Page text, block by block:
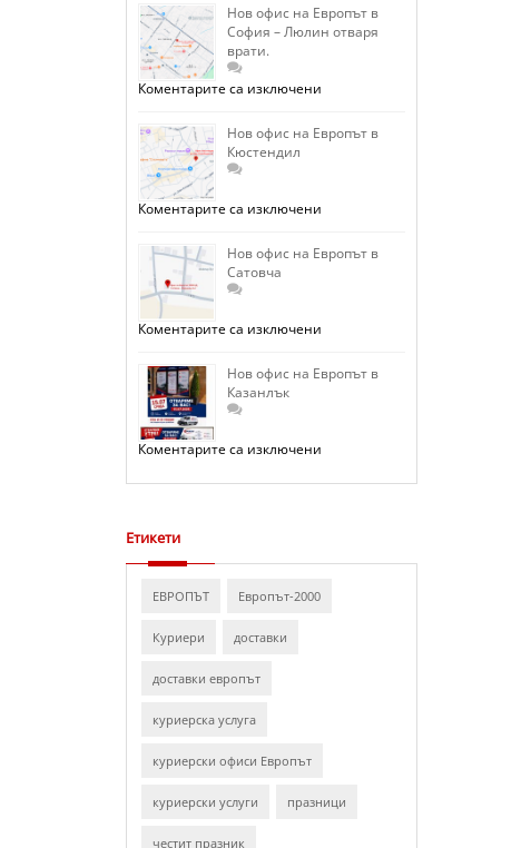
на
Европът
в
Нов офис на Европът в
София – Люлин отваря
врати.
Коментарите са изключениза
на
Европът
Люлин
отваря
Нов офис на Европът в
Кюстендил
Коментарите са изключениза
на
Европът
Нов офис на Европът в
Сатовча
Коментарите са изключениза
на
Европът
Нов офис на Европът в
Казанлък
Коментарите са изключениза
Етикети
ЕВРОПЪТ Европът-2000
Куриери доставки
доставки европът
куриерска услуга
куриерски офиси Европът
куриерски услуги празници
честит празник